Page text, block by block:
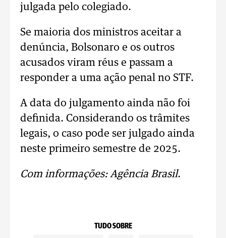
julgada pelo colegiado.
Se maioria dos ministros aceitar a
denúncia, Bolsonaro e os outros
acusados viram réus e passam a
responder a uma ação penal no STF.
A data do julgamento ainda não foi
definida. Considerando os trâmites
legais, o caso pode ser julgado ainda
neste primeiro semestre de 2025.
Com informações: Agência Brasil.
TUDO SOBRE